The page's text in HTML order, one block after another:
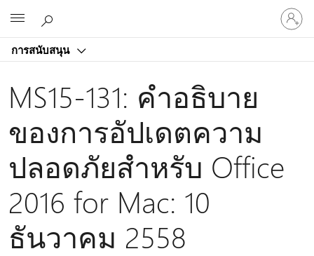
การสนับสนุน
ลงชื่อ
เข้า
บัญชี
MS15-131: คําอธิบาย
ของการอัปเดตความ
ปลอดภัยสําหรับ Office
2016 for Mac: 10
ธันวาคม 2558